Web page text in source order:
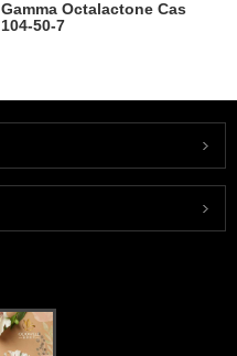
Gamma Octalactone Cas
104-50-7